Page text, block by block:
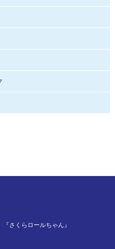
さくらロールちゃん』